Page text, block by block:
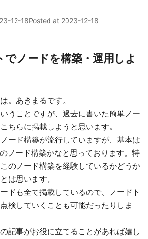
12-18Posted at 2023-12-18
でノードを構築・運用しよ
。あきまるです。
うことですが、過去に書いた簡単ノー
ちらに掲載しようと思います。
ード構築が流行していますが、基本は
ノード構築かなと思っております。特
のノード構築を経験しているかどうか
は思います。
ドも全て掲載しているので、ノードト
検していくことも可能だったりしま
記事がお役に立てることがあれば嬉し